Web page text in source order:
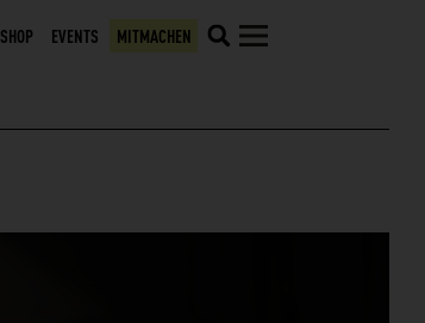
SHOP EVENTS MITMACHEN